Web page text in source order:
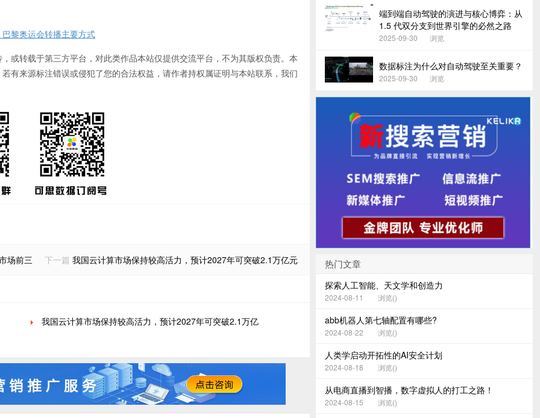
黎奥运会转播主要方式
或转载于第三方平台，对此类作品本站仅提供交流平台，不为其版权负责。本
有来源标注错误或侵犯了您的合法权益，请作者持权属证明与本站联系，我们
场前三 下一篇 我国云计算市场保持较高活力，预计2027年可突破2.1万亿元
我国云计算市场保持较高活力，预计2027年可突破2.1万亿
端到端自动驾驶的演进与核心博弈：从
1.5 代双分支到世界引擎的必然之路
2025-09-30 浏览
数据标注为什么对自动驾驶至关重要？
2025-09-30 浏览
热门文章
探索人工智能、天文学和创造力
2024-08-11 浏览()
abb机器人第七轴配置有哪些?
2024-08-22 浏览()
人类学启动开拓性的AI安全计划
2024-08-18 浏览()
从电商直播到智播，数字虚拟人的打工之路！
2024-08-15 浏览()